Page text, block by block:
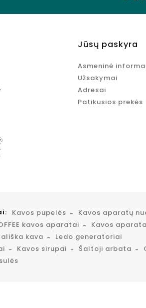
Jūsų paskyra
Asmeninė
Užsakymai
Adresai
Patikusios prekės
Kavos pupelės Kavos aparatų
kavos aparatai Kavos
kava
Ledo generatoriai
Kavos sirupai Šaltoji arbata